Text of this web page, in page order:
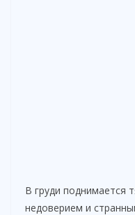
В груди поднимается
недоверием и